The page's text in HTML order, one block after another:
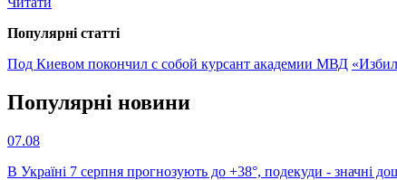
Популярнi статтi
Под Киевом покончил с собой курсант академии МВД
Популярнi новини
07.08
В Україні 7 серпня прогнозують до +38°, подекуди - значні